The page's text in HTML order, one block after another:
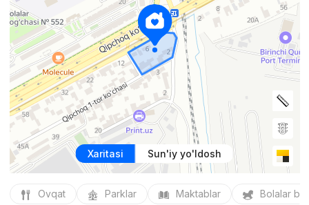
Xaritasi Sun'iy yo'ldosh
Ovqat Parklar Maktablar Bolalar